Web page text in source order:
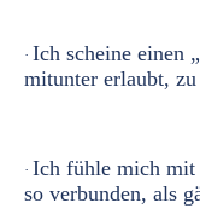
· Ich scheine einen
mitunter erlaubt,
· Ich fühle mich mit
so verbunden, als